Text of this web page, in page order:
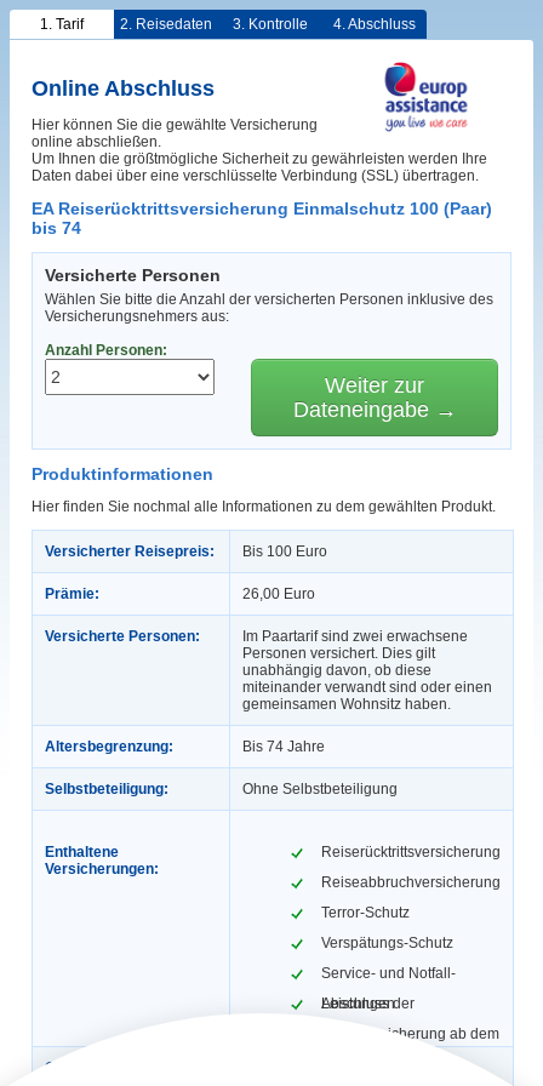
1. Tarif 2. Reisedaten 3. Kontrolle 4. Abschluss
Online Abschluss
Hier können Sie die gewählte Versicherung
online abschließen.
Um Ihnen die größtmögliche Sicherheit zu gewährleisten werden Ihre
Daten dabei über eine verschlüsselte Verbindung (SSL) übertragen.
EA Reiserücktrittsversicherung Einmalschutz 100 (Paar)
bis 74
Versicherte Personen
Wählen Sie bitte die Anzahl der versicherten Personen inklusive des
Versicherungsnehmers aus:
Anzahl Personen:
Weiter zur
Dateneingabe →
Produktinformationen
Hier finden Sie nochmal alle Informationen zu dem gewählten Produkt.
Versicherter Reisepreis: Bis 100 Euro
Prämie: 26,00 Euro
Versicherte Personen:
Im Paartarif sind zwei erwachsene
Personen versichert. Dies gilt
unabhängig davon, ob diese
miteinander verwandt sind oder einen
gemeinsamen Wohnsitz haben.
Altersbegrenzung: Bis 74 Jahre
Selbstbeteiligung: Ohne Selbstbeteiligung
Enthaltene
Versicherungen:
Reiserücktrittsversicherung
Reiseabbruchversicherung
Terror-Schutz
Verspätungs-Schutz
Service- und Notfall-
Leistungen
Abschluss der
Reiseversicherung ab dem
Gültigkeit: